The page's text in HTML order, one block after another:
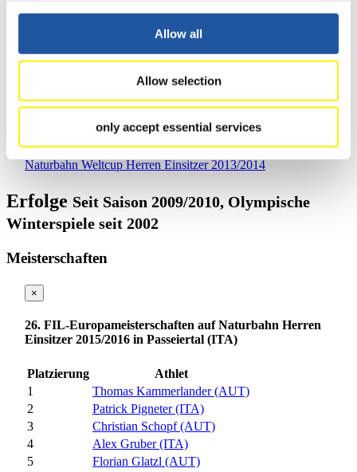
Allow all
Allow selection
only accept essential services
Samuel Budd (GBR)
70
MIHAI COUBIS (ROU)
Liam Simmons (CAN)
70
Antoni Stoichkov (BUL)
Miroslaw Sojka (POL)
Schließen
Naturbahn Weltcup Herren Einsitzer 2013/2014
Erfolge Seit Saison 2009/2010, Olympische
Winterspiele seit 2002
Meisterschaften
×
26. FIL-Europameisterschaften auf Naturbahn Herren
Einsitzer 2015/2016 in Passeiertal (ITA)
Platzierung
Athlet
1
Thomas Kammerlander (AUT)
2
Patrick Pigneter (ITA)
3
Christian Schopf (AUT)
4
Alex Gruber (ITA)
5
Florian Glatzl (AUT)